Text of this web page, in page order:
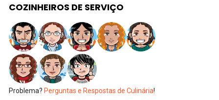
COZINHEIROS DE SERVIÇO
Problema? Perguntas e Respostas de Culinária!